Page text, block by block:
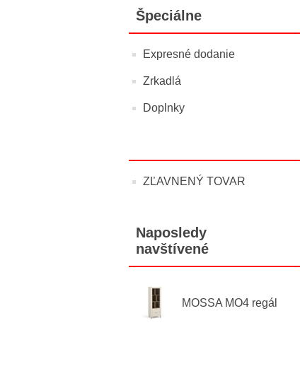
Špeciálne
Expresné dodanie
Zrkadlá
Doplnky
ZĽAVNENÝ TOVAR
Naposledy
navštívené
MOSSA MO4 regál